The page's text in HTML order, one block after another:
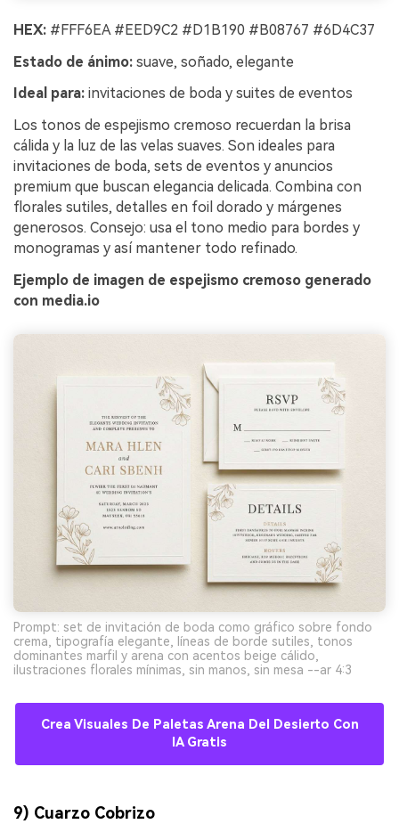
HEX: #FFF6EA #EED9C2 #D1B190 #B08767 #6D4C37
Estado de ánimo: suave, soñado, elegante
Ideal para: invitaciones de boda y suites de eventos
Los tonos de espejismo cremoso recuerdan la brisa
cálida y la luz de las velas suaves. Son ideales para
invitaciones de boda, sets de eventos y anuncios
premium que buscan elegancia delicada. Combina con
florales sutiles, detalles en foil dorado y márgenes
generosos. Consejo: usa el tono medio para bordes y
monogramas y así mantener todo refinado.
Ejemplo de imagen de espejismo cremoso generado
con media.io
Prompt: set de invitación de boda como gráfico sobre fondo
crema, tipografía elegante, líneas de borde sutiles, tonos
dominantes marfil y arena con acentos beige cálido,
ilustraciones florales mínimas, sin manos, sin mesa --ar 4:3
Crea Visuales De Paletas Arena Del Desierto Con
IA Gratis
9) Cuarzo Cobrizo